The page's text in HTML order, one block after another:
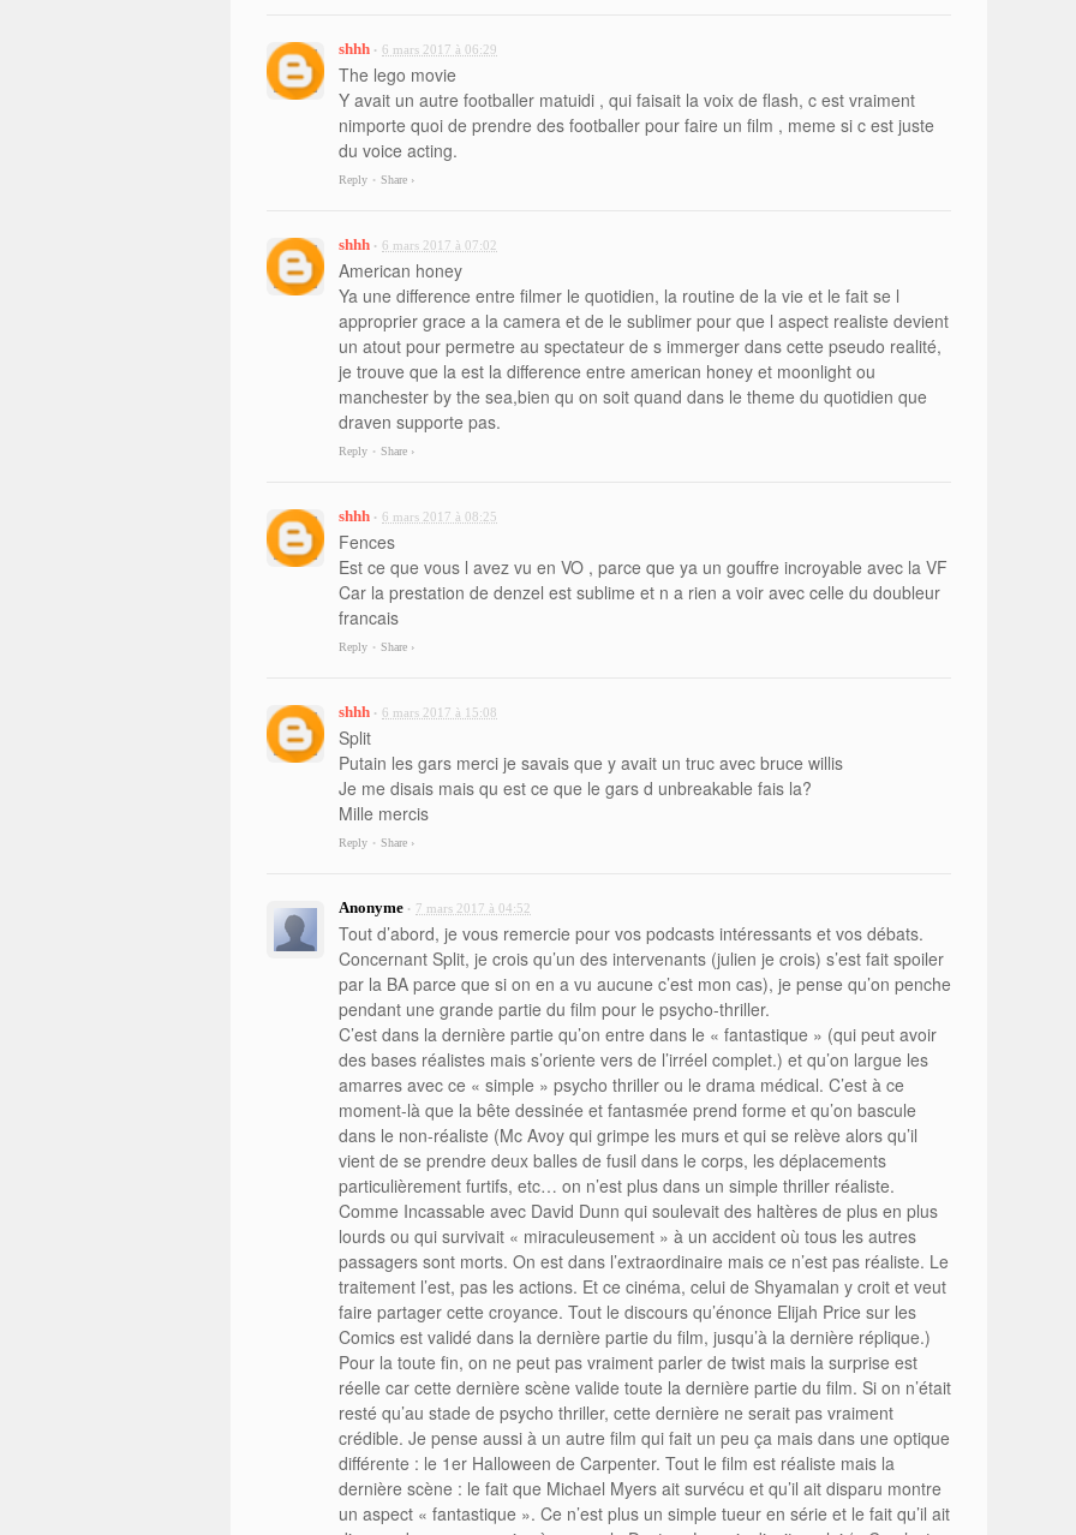
shhh • 6 mars 2017 à 06:29
The lego movie
Y avait un autre footballer matuidi , qui faisait la voix de flash, c est vraiment
nimporte quoi de prendre des footballer pour faire un film , meme si c est juste
du voice acting.
Reply • Share ›
shhh • 6 mars 2017 à 07:02
American honey
Ya une difference entre filmer le quotidien, la routine de la vie et le fait se l
approprier grace a la camera et de le sublimer pour que l aspect realiste devient
un atout pour permetre au spectateur de s immerger dans cette pseudo realité,
je trouve que la est la difference entre american honey et moonlight ou
manchester by the sea,bien qu on soit quand dans le theme du quotidien que
draven supporte pas.
Reply • Share ›
shhh • 6 mars 2017 à 08:25
Fences
Est ce que vous l avez vu en VO , parce que ya un gouffre incroyable avec la VF
Car la prestation de denzel est sublime et n a rien a voir avec celle du doubleur
francais
Reply • Share ›
shhh • 6 mars 2017 à 15:08
Split
Putain les gars merci je savais que y avait un truc avec bruce willis
Je me disais mais qu est ce que le gars d unbreakable fais la?
Mille mercis
Reply • Share ›
Anonyme • 7 mars 2017 à 04:52
Tout d’abord, je vous remercie pour vos podcasts intéressants et vos débats.
Concernant Split, je crois qu’un des intervenants (julien je crois) s’est fait spoiler
par la BA parce que si on en a vu aucune c’est mon cas), je pense qu’on penche
pendant une grande partie du film pour le psycho-thriller.
C’est dans la dernière partie qu’on entre dans le « fantastique » (qui peut avoir
des bases réalistes mais s’oriente vers de l’irréel complet.) et qu’on largue les
amarres avec ce « simple » psycho thriller ou le drama médical. C’est à ce
moment-là que la bête dessinée et fantasmée prend forme et qu’on bascule
dans le non-réaliste (Mc Avoy qui grimpe les murs et qui se relève alors qu’il
vient de se prendre deux balles de fusil dans le corps, les déplacements
particulièrement furtifs, etc… on n’est plus dans un simple thriller réaliste.
Comme Incassable avec David Dunn qui soulevait des haltères de plus en plus
lourds ou qui survivait « miraculeusement » à un accident où tous les autres
passagers sont morts. On est dans l’extraordinaire mais ce n’est pas réaliste. Le
traitement l’est, pas les actions. Et ce cinéma, celui de Shyamalan y croit et veut
faire partager cette croyance. Tout le discours qu’énonce Elijah Price sur les
Comics est validé dans la dernière partie du film, jusqu’à la dernière réplique.)
Pour la toute fin, on ne peut pas vraiment parler de twist mais la surprise est
réelle car cette dernière scène valide toute la dernière partie du film. Si on n’était
resté qu’au stade de psycho thriller, cette dernière ne serait pas vraiment
crédible. Je pense aussi à un autre film qui fait un peu ça mais dans une optique
différente : le 1er Halloween de Carpenter. Tout le film est réaliste mais la
dernière scène : le fait que Michael Myers ait survécu et qu’il ait disparu montre
un aspect « fantastique ». Ce n’est plus un simple tueur en série et le fait qu’il ait